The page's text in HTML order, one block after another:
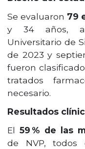
Se evaluaron 79
y 34 años,
Universitario de
de 2023 y
fueron
tratados
necesario.
Resultados
El59 % de las
de NVP, todos